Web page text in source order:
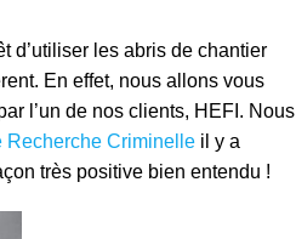
d’utiliser les abris de chantier
En effet, nous allons vous
l’un de nos clients, HEFI. Nous
Recherche Criminelleil y a
très positive bien entendu !